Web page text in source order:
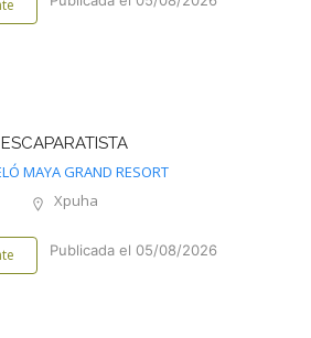
ESCAPARATISTA
MAYA GRAND RESORT
Xpuha
Publicada el 05/08/2026